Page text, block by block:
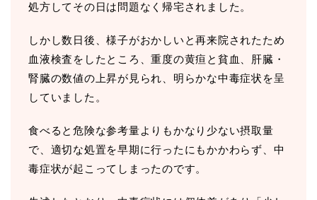
処方してその日は問題なく帰宅されました。
しかし数日後、様子がおかしいと再来院されたため
血液検査をしたところ、重度の黄疸と貧血、肝臓・
腎臓の数値の上昇が見られ、明らかな中毒症状を呈
していました。
食べると危険な参考量よりもかなり少ない摂取量
で、適切な処置を早期に行ったにもかかわらず、中
毒症状が起こってしまったのです。